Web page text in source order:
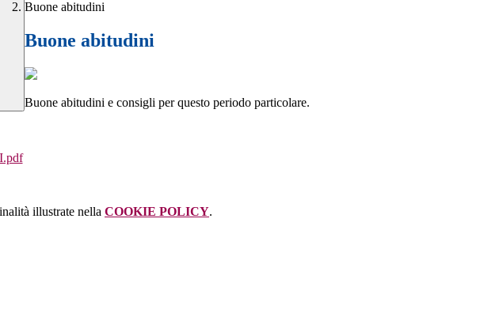
Buone abitudini
Buone abitudini
Buone abitudini e consigli per questo periodo particolare.
illustrate nella COOKIE POLICY.